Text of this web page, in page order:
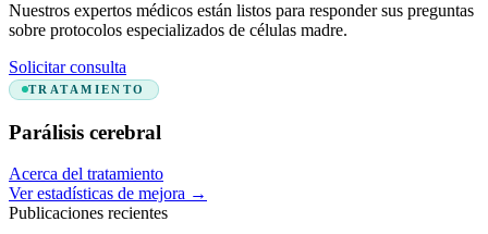
Nuestros expertos médicos están listos para responder sus preguntas
sobre protocolos especializados de células madre.
Solicitar consulta
TRATAMIENTO
Parálisis cerebral
Acerca del tratamiento
Ver estadísticas de mejora →
Publicaciones recientes